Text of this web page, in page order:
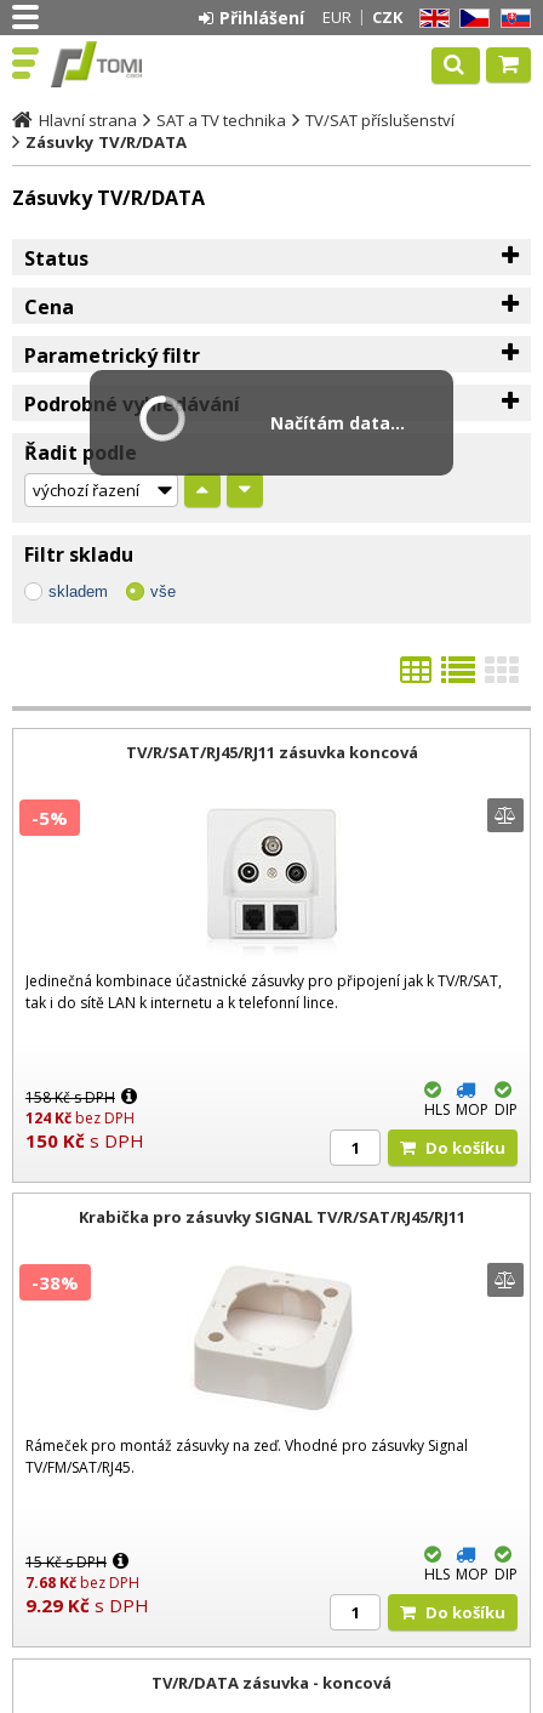
EN CZ SK
EUR CZK
Přihlášení
Hlavní strana SAT a TV technika
TV/SAT příslušenství
Zásuvky TV/R/DATA
Zásuvky TV/R/DATA
Status
Cena
Parametrický filtr
Podrobné vyhledávání
Řadit podle
Filtr skladu
skladem vše
TV/R/SAT/RJ45/RJ11 zásuvka koncová
Jedinečná kombinace účastnické zásuvky pro připojení jak k TV/R/SAT,
tak i do sítě LAN k internetu a k telefonní lince.
158Kčs DPH
124 Kčbez DPH
150 Kč s DPH
-5%
HLS MOP DIP
Do košíku
Krabička pro zásuvky SIGNAL TV/R/SAT/RJ45/RJ11
Rámeček pro montáž zásuvky na zeď. Vhodné pro zásuvky Signal
TV/FM/SAT/RJ45.
15Kčs DPH
7.68 Kčbez DPH
9.29 Kč s DPH
-38%
HLS MOP DIP
Do košíku
TV/R/DATA zásuvka - koncová
Načítám data...